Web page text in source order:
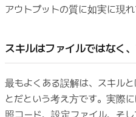
アウトプットの質に如実に現れ
スキルはファイルではなく
最もよくある誤解は、スキル
とだという考え方です。実際